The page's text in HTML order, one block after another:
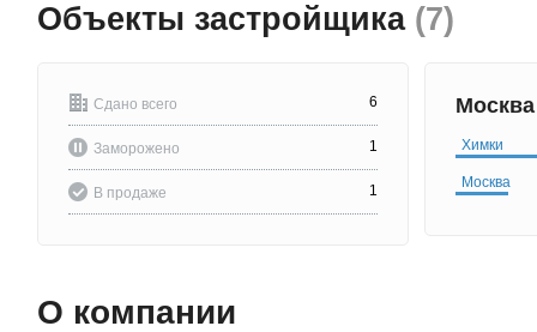
Объекты застройщика (7)
Сдано всего 6
Заморожено 1
В продаже 1
Химки
Москва
О компании